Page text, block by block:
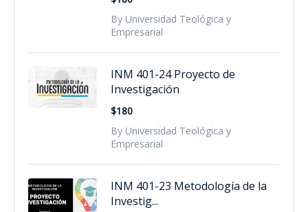
By Universidad Teológica y
Empresarial
INM 401-24 Proyecto de
Investigación
$180
By Universidad Teológica y
Empresarial
INM 401-23 Metodología de la
Investig...